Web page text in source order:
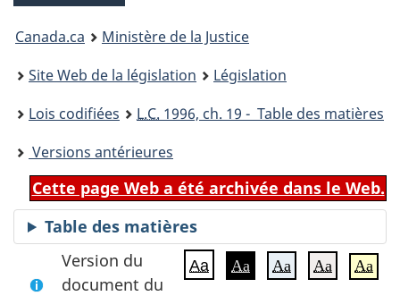
You
are
here:
Canada.ca
Ministère de la Justice
Site Web de la législation
Législation
Lois codifiées
L.C. 1996, ch. 19 - Table des matières
Versions antérieures
Cette page Web a été archivée dans le Web.
Table des matières
Aa Aa Aa Aa Aa
Version du
document du